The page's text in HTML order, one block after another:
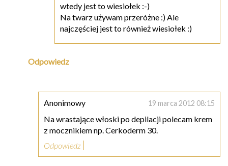
wtedy jest to wiesiołek :-)
Na twarz używam przeróżne :) Ale
najczęściej jest to również wiesiołek :)
Odpowiedz
Anonimowy 19 marca 2012 08:15
Na wrastające włoski po depilacji polecam krem
z mocznikiem np. Cerkoderm 30.
Odpowiedz